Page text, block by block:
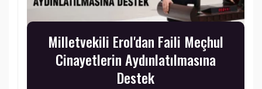
Milletvekili Erol'dan Faili Meçhul
Cinayetlerin Aydınlatılmasına
Destek